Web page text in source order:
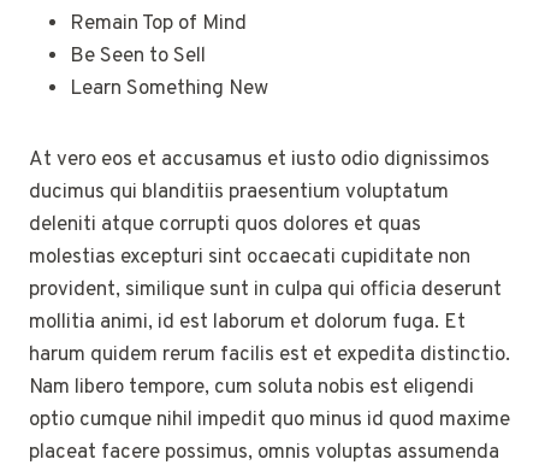
Remain Top of Mind
Be Seen to Sell
Learn Something New
At vero eos et accusamus et iusto odio dignissimos
ducimus qui blanditiis praesentium voluptatum
deleniti atque corrupti quos dolores et quas
molestias excepturi sint occaecati cupiditate non
provident, similique sunt in culpa qui officia deserunt
mollitia animi, id est laborum et dolorum fuga. Et
harum quidem rerum facilis est et expedita distinctio.
Nam libero tempore, cum soluta nobis est eligendi
optio cumque nihil impedit quo minus id quod maxime
placeat facere possimus, omnis voluptas assumenda